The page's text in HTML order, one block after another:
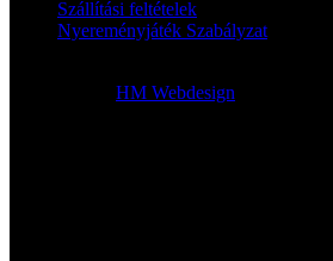
Szállítási feltételek
Nyereményjáték Szabályzat
HM Webdesign